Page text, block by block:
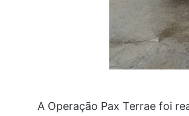
A Operação Pax Terrae foi